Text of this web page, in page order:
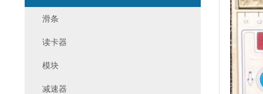
滑条
读卡器
模块
减速器